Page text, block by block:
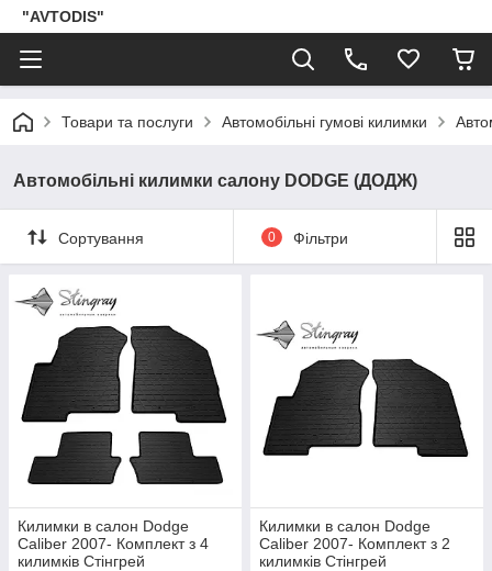
"AVTODIS"
Товари та послуги Автомобільні гумові килимки
Автомобільні килимки салону DODGE (ДОДЖ)
Сортування 0 Фільтри
Килимки в салон Dodge
Caliber 2007- Комплект з 4
килимків Стінгрей
Килимки в салон Dodge
Caliber 2007- Комплект з 2
килимків Стінгрей